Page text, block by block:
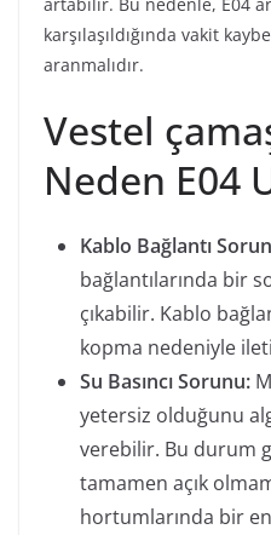
karşılaşıldığında vakit
aranmalıdır.
Vestel
Neden E04
Kablo Bağlantı
bağlantılarında bir
çıkabilir. Kablo
kopma nedeniyle
Su Basıncı Sorunu:
yetersiz olduğunu
verebilir. Bu durum
tamamen açık
hortumlarında bir